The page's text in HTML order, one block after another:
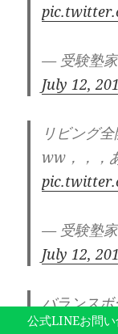
公式LINEお問
— 受験塾
July 12,
リビング
ww，，，
— 受験塾
July 12,
バランス
狭いリビ